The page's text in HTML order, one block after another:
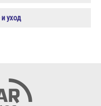
уход